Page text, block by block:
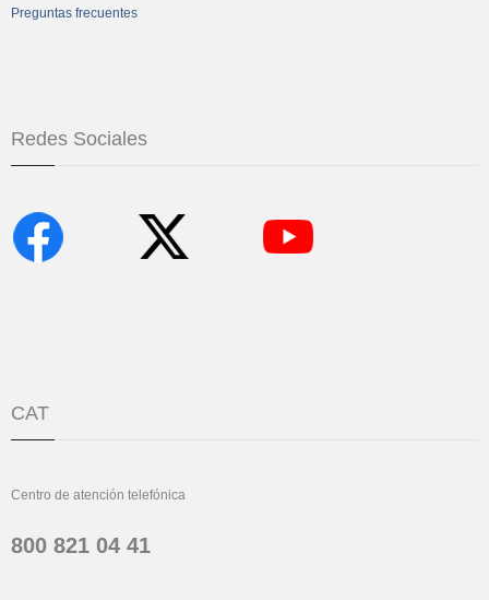
Preguntas frecuentes
Redes Sociales
CAT
Centro de atención telefónica
800 821 04 41